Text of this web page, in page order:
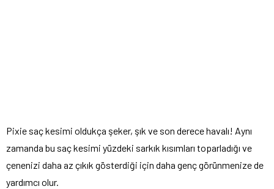
Pixie saç kesimi oldukça şeker, şık ve son derece havalı! Aynı
zamanda bu saç kesimi yüzdeki sarkık kısımları toparladığı ve
çenenizi daha az çıkık gösterdiği için daha genç görünmenize de
yardımcı olur.